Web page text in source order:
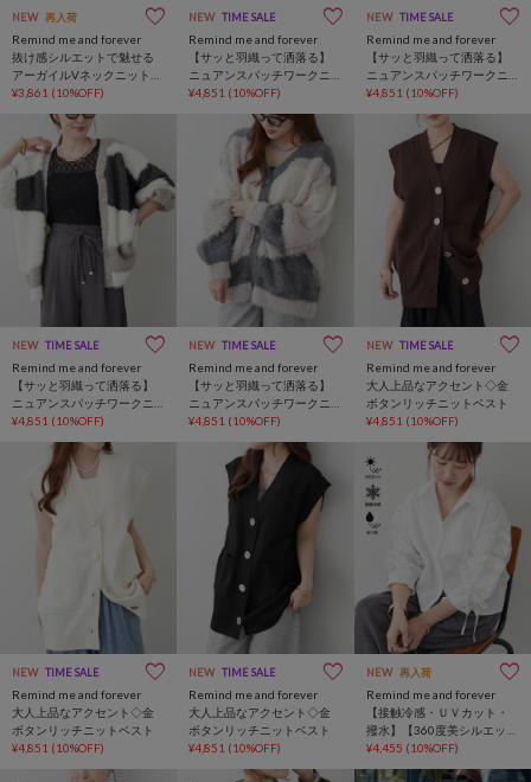
NEW 再入荷
Remind me and forever
抜け感シルエットで魅せる
アーガイルVネックニットカ
ーデ
¥3,861 (10%OFF)
NEW TIME SALE
Remind me and forever
【サッと羽織って洒落る】
ニュアンスパッチワークニ
ットカーデ
¥4,851 (10%OFF)
NEW TIME SALE
Remind me and forever
【サッと羽織って洒落る】
ニュアンスパッチワークニ
ットカーデ
¥4,851 (10%OFF)
NEW TIME SALE
Remind me and forever
【サッと羽織って洒落る】
ニュアンスパッチワークニ
ットカーデ
¥4,851 (10%OFF)
NEW TIME SALE
Remind me and forever
【サッと羽織って洒落る】
ニュアンスパッチワークニ
ットカーデ
¥4,851 (10%OFF)
NEW TIME SALE
Remind me and forever
大人上品なアクセント◇金
ボタンリッチニットベスト
¥4,851 (10%OFF)
NEW TIME SALE
Remind me and forever
大人上品なアクセント◇金
ボタンリッチニットベスト
¥4,851 (10%OFF)
NEW TIME SALE
Remind me and forever
大人上品なアクセント◇金
ボタンリッチニットベスト
¥4,851 (10%OFF)
NEW 再入荷
Remind me and forever
【接触冷感・ＵＶカット・
撥水】【360度美シルエッ
ト】華奢見え袖フリルギャ
¥4,455 (10%OFF)